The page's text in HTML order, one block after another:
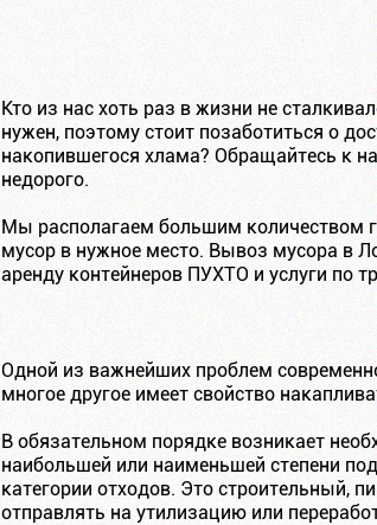
Кто из нас хоть раз в жизни не
нужен, поэтому стоит позаботиться о
накопившегося хлама? Обращайтесь к
недорого.
Мы располагаем большим количеством
мусор в нужное место. Вывоз мусора в
аренду контейнеров ПУХТО и услуги по
Одной из важнейших проблем
многое другое имеет свойство
В обязательном порядке возникает
наибольшей или наименьшей степени
категории отходов. Это строительный,
отправлять на утилизацию или